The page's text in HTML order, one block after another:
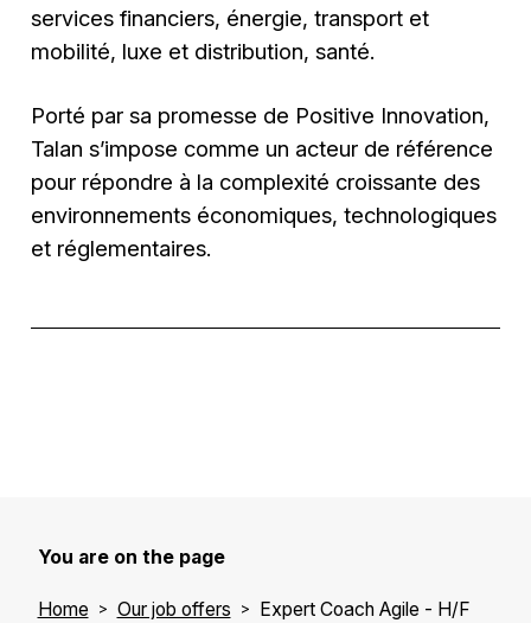
services financiers, énergie, transport et
mobilité, luxe et distribution, santé.
Porté par sa promesse de Positive Innovation,
Talan s’impose comme un acteur de référence
pour répondre à la complexité croissante des
environnements économiques, technologiques
et réglementaires.
You are on the page
Home Our job offers Expert Coach Agile - H/F